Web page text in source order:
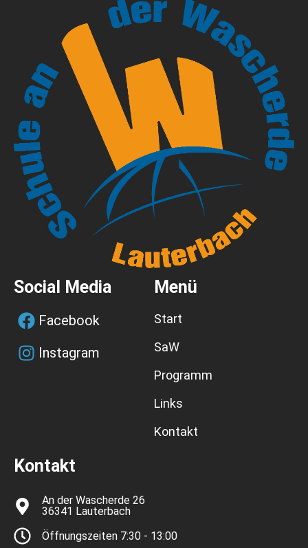
Social Media
Facebook
Instagram
Menü
Start
SaW
Programm
Links
Kontakt
Kontakt
An der Wascherde 26
36341 Lauterbach
Öffnungszeiten 7:30 - 13:00